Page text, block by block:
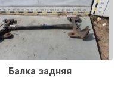
Балка задняя